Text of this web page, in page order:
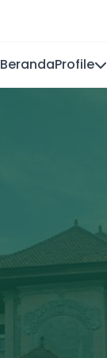
BerandaProfile